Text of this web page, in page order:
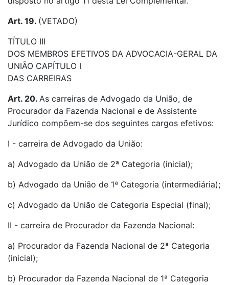
Art. 19. (VETADO)
TÍTULO III
DOS MEMBROS EFETIVOS DA ADVOCACIA-GERAL DA
UNIÃO CAPÍTULO I
DAS CARREIRAS
Art. 20. As carreiras de Advogado da União, de
Procurador da Fazenda Nacional e de Assistente
Jurídico compõem-se dos seguintes cargos efetivos:
I - carreira de Advogado da União:
a) Advogado da União de 2ª Categoria (inicial);
b) Advogado da União de 1ª Categoria (intermediária);
c) Advogado da União de Categoria Especial (final);
II - carreira de Procurador da Fazenda Nacional:
a) Procurador da Fazenda Nacional de 2ª Categoria
(inicial);
b) Procurador da Fazenda Nacional de 1ª Categoria